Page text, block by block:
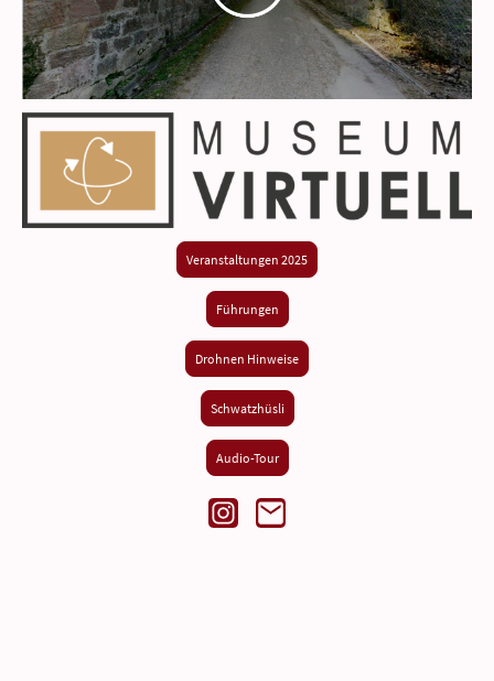
Veranstaltungen 2025
Führungen
Drohnen Hinweise
Schwatzhüsli
Audio-Tour